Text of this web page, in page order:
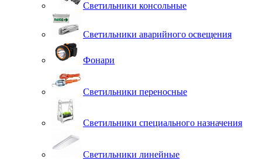
Светильники консольные
Светильники аварийного освещения
Фонари
Светильники переносные
Светильники специального назначения
Светильники линейные